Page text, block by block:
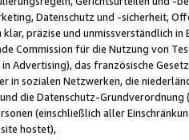
Datenschutz und -sicherheit,
präzise und unmissverständlich
Commission für die Nutzung von
Advertising), das französische
in sozialen Netzwerken, die
die Datenschutz-
(einschließlich aller
hostet),